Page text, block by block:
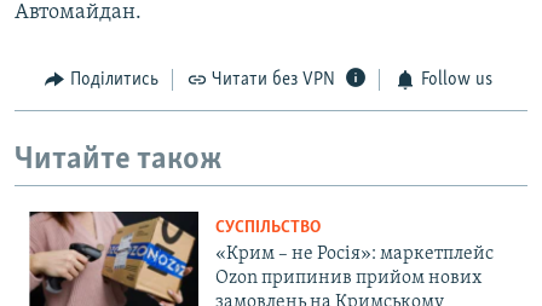
Автомайдан.
Поділитись Читати без VPN Follow us
Читайте також
СУСПІЛЬСТВО
«Крим – не Росія»: маркетплейс
Ozon припинив прийом нових